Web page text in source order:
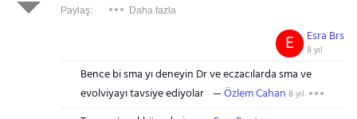
Paylaş: Daha fazla
Esra Brs
8 yıl
E
Bence bi sma yı deneyin Dr ve eczacılarda sma ve
evolviyayı tavsiye ediyolar
Özlem Cahan 8 yıl